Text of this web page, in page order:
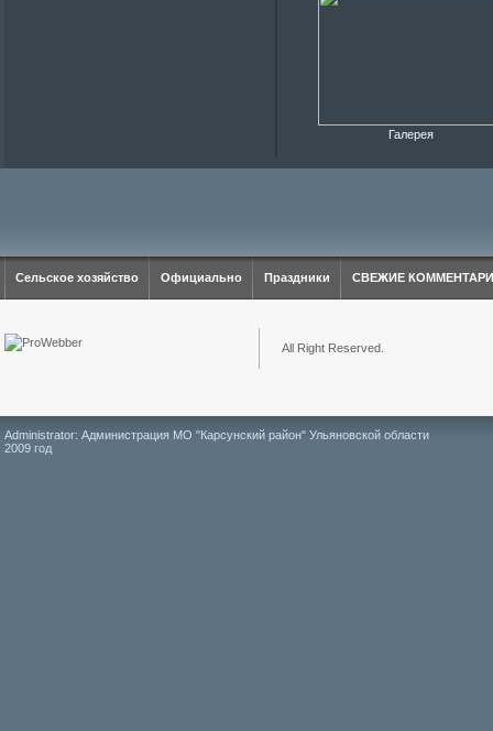
Галерея
Сельское хозяйство Официально Праздники СВЕЖИЕ
All Right Reserved.
Administrator: Администрация МО "Карсунский район" Ульяновской области
2009 год